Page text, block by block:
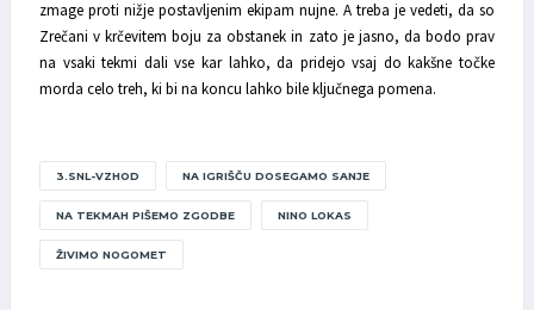
zmage proti nižje postavljenim ekipam nujne. A treba je vedeti, da so
Zrečani v krčevitem boju za obstanek in zato je jasno, da bodo prav
na vsaki tekmi dali vse kar lahko, da pridejo vsaj do kakšne točke
morda celo treh, ki bi na koncu lahko bile ključnega pomena.
3.SNL-VZHOD NA IGRIŠČU DOSEGAMO SANJE
NA TEKMAH PIŠEMO ZGODBE NINO LOKAS
ŽIVIMO NOGOMET